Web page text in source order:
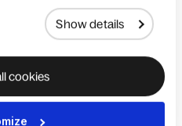
Show details
cookies
mejores prácticas de
demuestre excelentes
creativa hasta campañas
de marca.